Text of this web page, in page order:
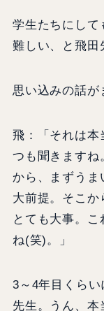
学生たちにして
難しい、と飛田
思い込みの話が
飛：「それは本
つも聞きますね
から、まずう
大前提。そこ
とても大事。
ね(笑)。」
3～4年目くらい
先生。うん、本